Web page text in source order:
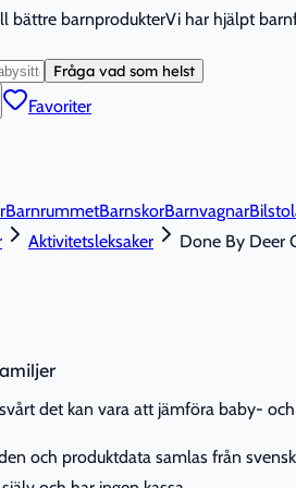
bättre barnprodukterVi har hjälpt
Fråga vad som helst
Favoriter
BarnrummetBarnskorBarnvagnar
Aktivitetsleksaker Done By Deer
det kan vara att jämföra baby-
och produktdata samlas från